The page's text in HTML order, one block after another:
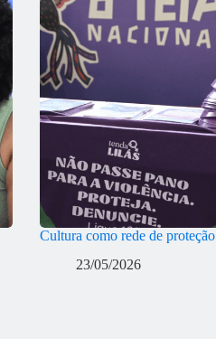
Cultura como rede de proteção
23/05/2026